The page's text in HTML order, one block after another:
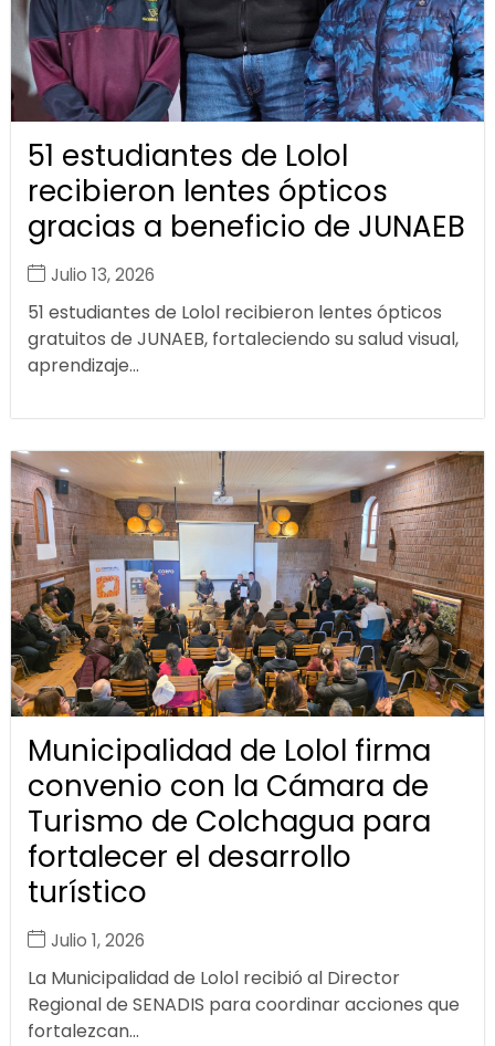
51 estudiantes de Lolol
recibieron lentes ópticos
gracias a beneficio de JUNAEB
Julio 13, 2026
51 estudiantes de Lolol recibieron lentes ópticos
gratuitos de JUNAEB, fortaleciendo su salud visual,
aprendizaje...
Municipalidad de Lolol firma
convenio con la Cámara de
Turismo de Colchagua para
fortalecer el desarrollo
turístico
Julio 1, 2026
La Municipalidad de Lolol recibió al Director
Regional de SENADIS para coordinar acciones que
fortalezcan...